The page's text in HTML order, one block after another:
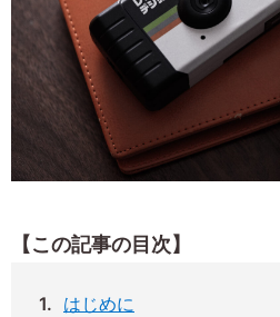
【この記事の目次】
はじめに